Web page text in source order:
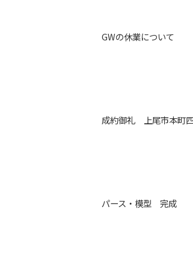
GWの休業について
成約御礼 上尾市本町
パース・模型 完成